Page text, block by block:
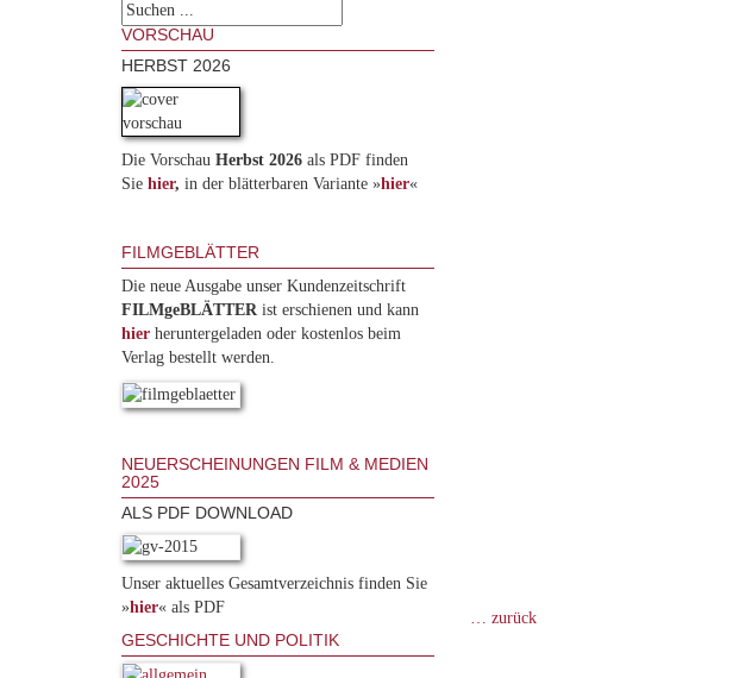
VORSCHAU
HERBST 2026
Die Vorschau Herbst 2026 als PDF finden
Sie hier, in der blätterbaren Variante »hier«
FILMGEBLÄTTER
Die neue Ausgabe unser Kundenzeitschrift
FILMgeBLÄTTERist erschienen und kann
hier heruntergeladen oder kostenlos beim
Verlag bestellt werden.
NEUERSCHEINUNGEN FILM & MEDIEN
2025
ALS PDF DOWNLOAD
Unser aktuelles Gesamtverzeichnis finden Sie
»hier« als PDF
GESCHICHTE UND POLITIK
… zurück